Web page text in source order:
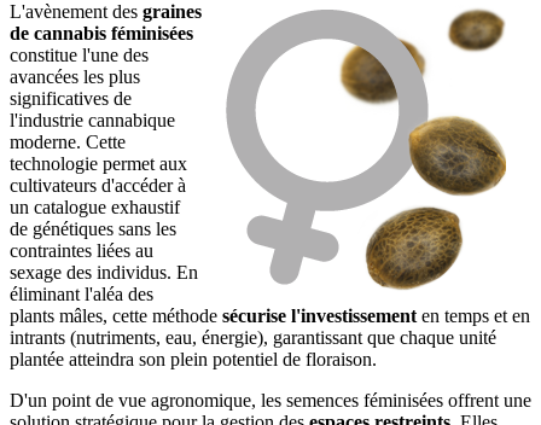
L'avènement des graines
de cannabis féminisées
constitue l'une des
avancées les plus
significatives de
l'industrie cannabique
moderne. Cette
technologie permet aux
cultivateurs d'accéder à
un catalogue exhaustif
de génétiques sans les
contraintes liées au
sexage des individus. En
éliminant l'aléa des
plants mâles, cette méthode sécurise l'investissementen temps et en
intrants (nutriments, eau, énergie), garantissant que chaque unité
plantée atteindra son plein potentiel de floraison.
D'un point de vue agronomique, les semences féminisées offrent une